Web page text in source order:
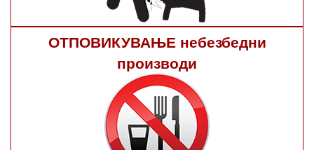
ОТПОВИКУВАЊЕ небезбедни
производи